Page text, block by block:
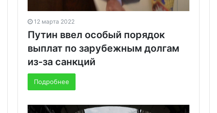
12 марта 2022
Путин ввел особый порядок
выплат по зарубежным долгам
из-за санкций
Подробнее